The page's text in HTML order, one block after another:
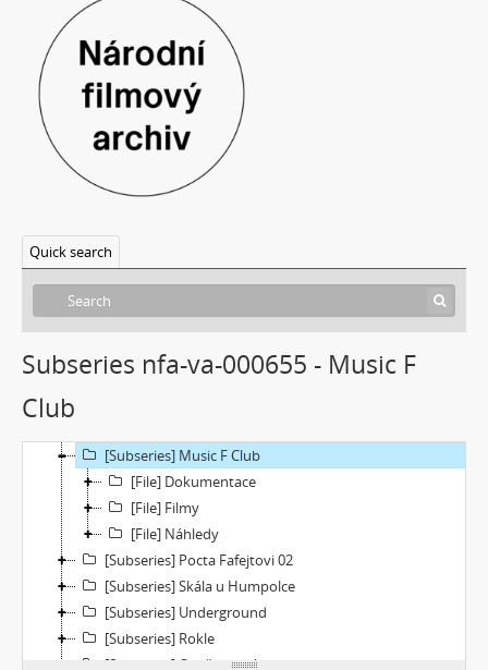
Quick search
Subseries nfa-va-000655 - Music F
Club
[Fonds] Videoarchiv
[Subseries] ARCO – Aneb český videoart proniká do světa
[Subseries] Věž – Věž I., Věž II.
[Subseries] Music F Club
[File] Dokumentace
[File] Filmy
[File] Náhledy
[Subseries] Pocta Fafejtovi 02
[Subseries] Skála u Humpolce
[Subseries] Underground
[Subseries] Rokle
[Subseries] O ničem jiném